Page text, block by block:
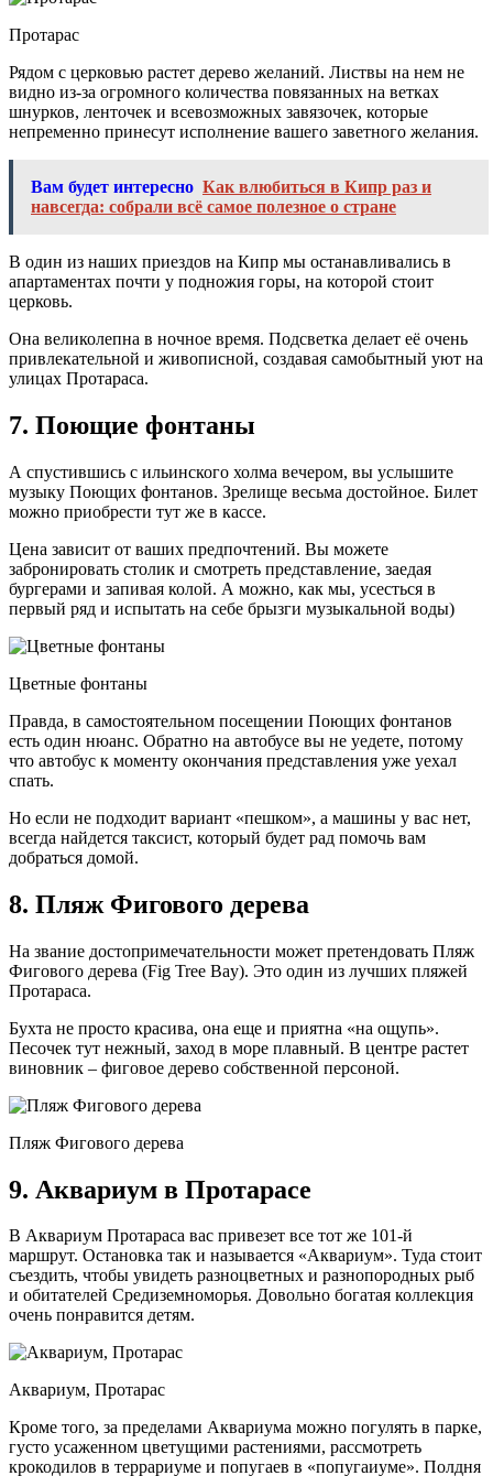
Протарас
Рядом с церковью растет дерево желаний. Листвы на нем не
видно из-за огромного количества повязанных на ветках
шнурков, ленточек и всевозможных завязочек, которые
непременно принесут исполнение вашего заветного желания.
Вам будет интересно Как влюбиться в Кипр раз и
навсегда: собрали всё самое полезное о стране
В один из наших приездов на Кипр мы останавливались в
апартаментах почти у подножия горы, на которой стоит
церковь.
Она великолепна в ночное время. Подсветка делает её очень
привлекательной и живописной, создавая самобытный уют на
улицах Протараса.
7. Поющие фонтаны
А спустившись с ильинского холма вечером, вы услышите
музыку Поющих фонтанов. Зрелище весьма достойное. Билет
можно приобрести тут же в кассе.
Цена зависит от ваших предпочтений. Вы можете
забронировать столик и смотреть представление, заедая
бургерами и запивая колой. А можно, как мы, усесться в
первый ряд и испытать на себе брызги музыкальной воды)
Цветные фонтаны
Правда, в самостоятельном посещении Поющих фонтанов
есть один нюанс. Обратно на автобусе вы не уедете, потому
что автобус к моменту окончания представления уже уехал
спать.
Но если не подходит вариант «пешком», а машины у вас нет,
всегда найдется таксист, который будет рад помочь вам
добраться домой.
8. Пляж Фигового дерева
На звание достопримечательности может претендовать Пляж
Фигового дерева (Fig Tree Bay). Это один из лучших пляжей
Протараса.
Бухта не просто красива, она еще и приятна «на ощупь».
Песочек тут нежный, заход в море плавный. В центре растет
виновник – фиговое дерево собственной персоной.
Пляж Фигового дерева
9. Аквариум в Протарасе
В Аквариум Протараса вас привезет все тот же 101-й
маршрут. Остановка так и называется «Аквариум». Туда стоит
съездить, чтобы увидеть разноцветных и разнопородных рыб
и обитателей Средиземноморья. Довольно богатая коллекция
очень понравится детям.
Аквариум, Протарас
Кроме того, за пределами Аквариума можно погулять в парке,
густо усаженном цветущими растениями, рассмотреть
крокодилов в террариуме и попугаев в «попугаиуме». Полдня